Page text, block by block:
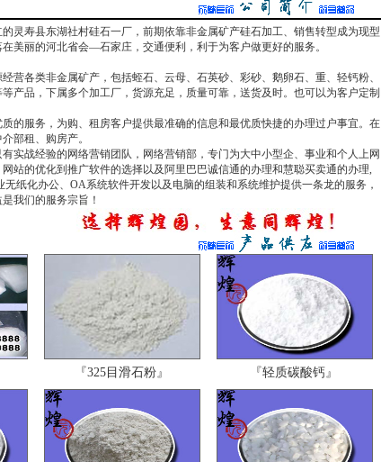
灵寿县东湖社村硅石一厂，前期依靠非金属矿产硅石加工、销售转型成为现型
美丽的河北省会—石家庄，交通便利，利于为客户做更好的服务。
各类非金属矿产，包括蛭石、云母、石英砂、彩砂、鹅卵石、重、轻钙粉、
产品，下属多个加工厂，货源充足，质量可靠，送货及时。也可以为客户定制
的服务，为购、租房客户提供最准确的信息和最优质快捷的办理过户事宜。在
部租、购房产。
实战经验的网络营销团队，网络营销部，专门为大中小型企、事业和个人上网
站的优化到推广软件的选择以及阿里巴巴诚信通的办理和慧聪买卖通的办理,
纸化办公、OA系统软件开发以及电脑的组装和系统维护提供一条龙的服务，
我们的服务宗旨！
『325目滑石粉』 『轻质碳酸钙』